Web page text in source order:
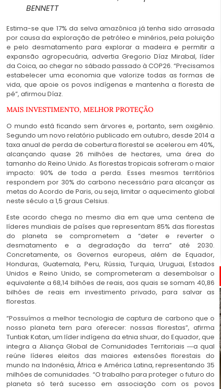
BENNETT
Estima-se que 17% da selva amazônica já tenha sido arrasada
por causa da exploração de petróleo e minérios, pela poluição
e pelo desmatamento para explorar a madeira e permitir a
expansão agropecuária, advertia Gregorio Díaz Mirabal, líder
da Coica, ao chegar no sábado passado à COP26. “Precisamos
estabelecer uma economia que valorize todas as formas de
vida, que apoie os povos indígenas e mantenha a floresta de
pé”, afirmou Díaz.
MAIS INVESTIMENTO, MELHOR PROTEÇÃO
O mundo está ficando sem árvores e, portanto, sem oxigênio.
Segundo um novo relatório publicado em outubro, desde 2014 a
taxa anual de perda de cobertura florestal se acelerou em 40%,
alcançando quase 26 milhões de hectares, uma área do
tamanho do Reino Unido. As florestas tropicais sofreram o maior
impacto: 90% de toda a perda. Esses mesmos territórios
respondem por 30% do carbono necessário para alcançar as
metas do Acordo de Paris, ou seja, limitar o aquecimento global
neste século a 1,5 graus Celsius.
Este acordo chega no mesmo dia em que uma centena de
líderes mundiais de países que representam 85% das florestas
do planeta se comprometem a “deter e reverter o
desmatamento e a degradação da terra” até 2030.
Concretamente, os Governos europeus, além de Equador,
Honduras, Guatemala, Peru, Rússia, Turquia, Uruguai, Estados
Unidos e Reino Unido, se comprometeram a desembolsar o
equivalente a 68,14 bilhões de reais, aos quais se somam 40,86
bilhões de reais em investimento privado, para salvar as
florestas.
“Possuímos a melhor tecnologia de captura de carbono que o
nosso planeta tem para oferecer: nossas florestas”, afirma
Tuntiak Katan, um líder indígena da etnia shuar, do Equador, que
integra a Aliança Global de Comunidades Territoriais ―a qual
reúne líderes eleitos das maiores extensões florestais do
mundo na Indonésia, África e América Latina, representando 35
milhões de comunidades. “O trabalho para proteger o futuro do
planeta só terá sucesso em associação com os povos